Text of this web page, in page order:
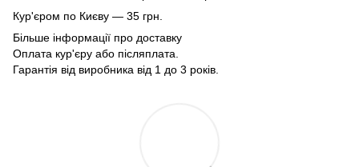
Кур'єром по Києву — 35 грн.
Більше інформації про доставку
Оплата кур'єру або післяплата.
Гарантія від виробника від 1 до 3 років.